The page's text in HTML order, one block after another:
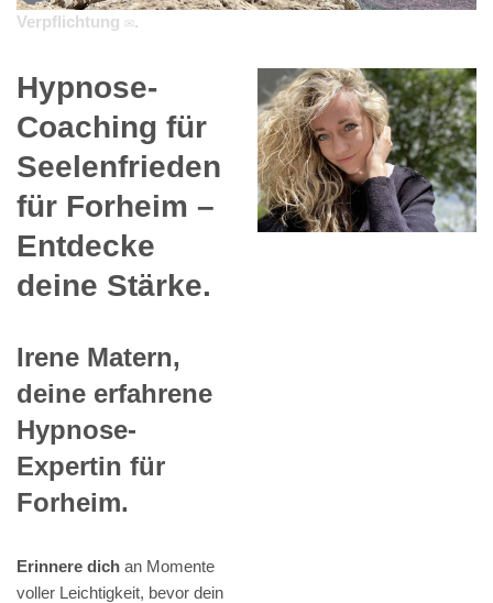
Verpflichtung ✉.
Hypnose-
Coaching für
Seelenfrieden
für Forheim –
Entdecke
deine Stärke.
Irene Matern,
deine erfahrene
Hypnose-
Expertin für
Forheim.
Erinnere dich an Momente
voller Leichtigkeit, bevor dein